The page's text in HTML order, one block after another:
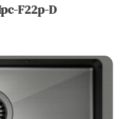
F22p-D